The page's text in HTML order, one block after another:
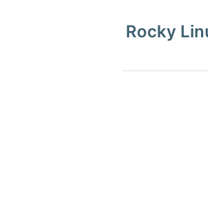
Rocky